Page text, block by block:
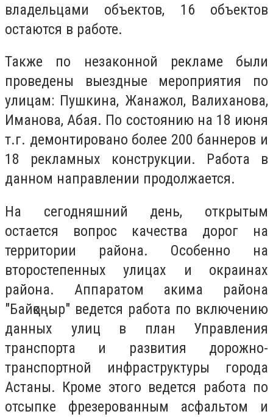
владельцами объектов, 16 объектов
остаются в работе.
Также по незаконной рекламе были
проведены выездные мероприятия по
улицам: Пушкина, Жанажол, Валиханова,
Иманова, Абая. По состоянию на 18 июня
т.г. демонтировано более 200 баннеров и
18 рекламных конструкции. Работа в
данном направлении продолжается.
На сегодняшний день, открытым
остается вопрос качества дорог на
территории района. Особенно на
второстепенных улицах и окраинах
района. Аппаратом акима района
"Байқоңыр" ведется работа по включению
данных улиц в план Управления
транспорта и развития дорожно-
транспортной инфраструктуры города
Астаны. Кроме этого ведется работа по
отсыпке фрезерованным асфальтом и